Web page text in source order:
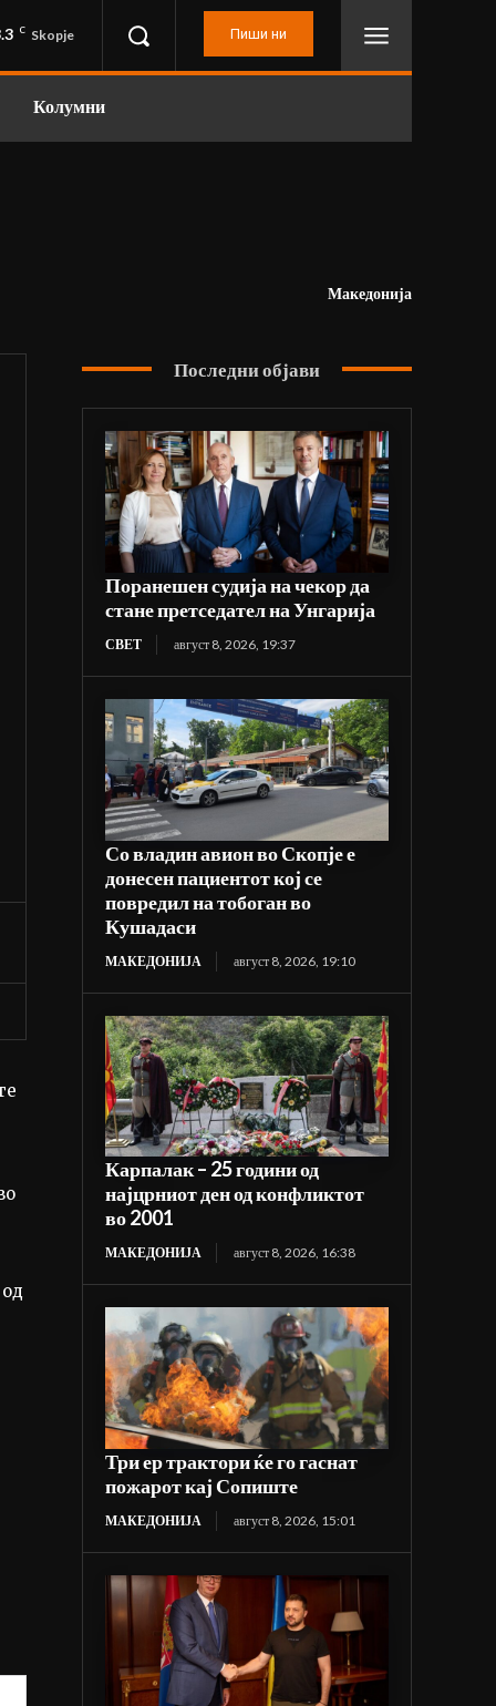
C Skopje Пиши ни
Колумни
Македонија
Последни објави
Поранешен судија на чекор да
стане претседател на Унгарија
СВЕТ август 8, 2026, 19:37
Со владин авион во Скопје е
донесен пациентот кој се
повредил на тобоган во
Кушадаси
МАКЕДОНИЈА август 8, 2026, 19:10
Карпалак – 25 години од
најцрниот ден од конфликтот
во 2001
МАКЕДОНИЈА август 8, 2026, 16:38
Три ер трактори ќе го гаснат
пожарот кај Сопиште
МАКЕДОНИЈА август 8, 2026, 15:01